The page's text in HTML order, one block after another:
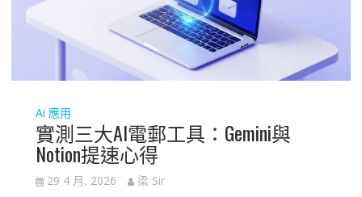
Ai 應用
實測三大AI電郵工具：Gemini與
Notion提速心得
29 4 月, 2026 梁 Sir